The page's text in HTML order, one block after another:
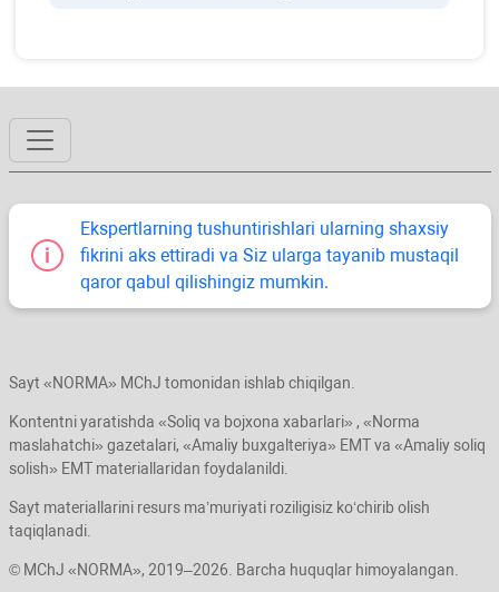
Ekspertlarning tushuntirishlari ularning shaхsiy
fikrini aks ettiradi va Siz ularga tayanib mustaqil
qaror qabul qilishingiz mumkin.
Sayt «NORMA» MChJ tomonidan ishlab chiqilgan.
Kontentni yaratishda «Soliq va bojхona хabarlari» , «Norma
maslahatchi» gazetalari, «Amaliy buхgalteriya» EMT va «Amaliy soliq
solish» EMT materiallaridan foydalanildi.
Sayt materiallarini resurs ma’muriyati roziligisiz koʻchirib olish
taqiqlanadi.
© MChJ «NORMA», 2019–2026. Barcha huquqlar himoyalangan.